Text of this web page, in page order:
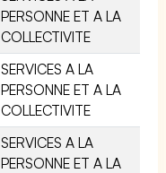
PERSONNE ET A LA
COLLECTIVITE
SERVICES A LA
PERSONNE ET A LA
COLLECTIVITE
SERVICES A LA
PERSONNE ET A LA